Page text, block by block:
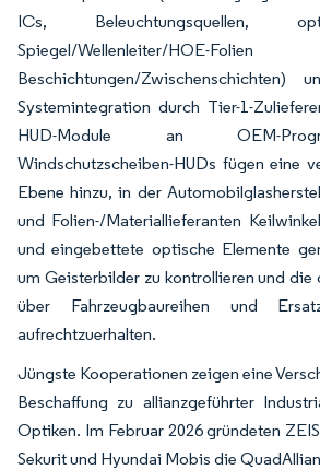
ICs, Beleuchtungsquellen,
Spiegel/Wellenleiter/
Beschichtungen/
Systemintegration durch Tier-1-
HUD-Module an OEM-
Windschutzscheiben-HUDs fügen eine
Ebene hinzu, in der
und Folien-/Materiallieferanten
und eingebettete optische Elemente
um Geisterbilder zu kontrollieren und
über Fahrzeugbaureihen und
aufrechtzuerhalten.
Jüngste Kooperationen zeigen eine
Beschaffung zu allianzgeführter
Optiken. Im Februar 2026 gründeten
Sekurit und Hyundai Mobis die